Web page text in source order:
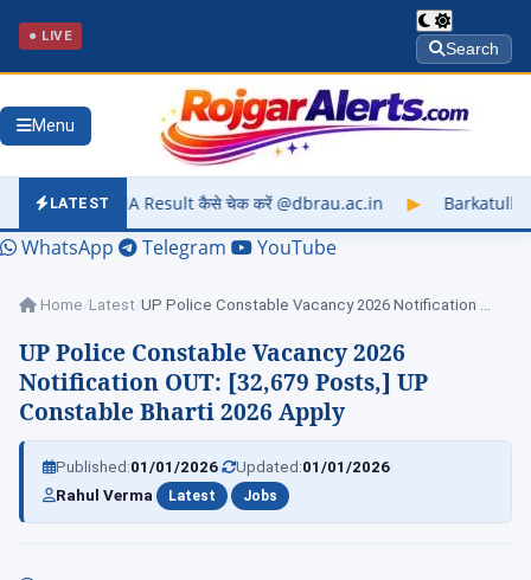
● LIVE
Search
Menu
LATEST
कैसे चेक करें @dbrau.ac.in ▶ Barkatullah University Exam
WhatsApp Telegram YouTube
Home Latest UP Police Constable Vacancy 2026 Notification OUT:…
UP Police Constable Vacancy 2026
Notification OUT: [32,679 Posts,] UP
Constable Bharti 2026 Apply
Published:01/01/2026 Updated:01/01/2026
Rahul Verma Latest Jobs